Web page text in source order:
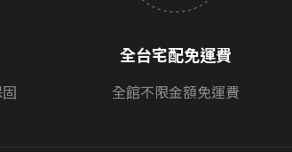
全台宅配免運費
全館不限金額免運費